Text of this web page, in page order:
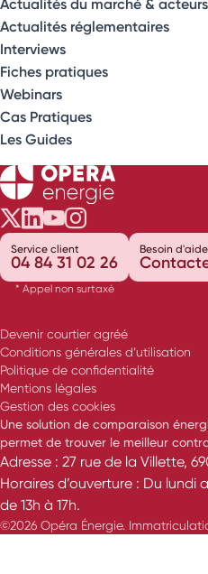
Actualités réglementaires
Interviews
Fiches pratiques
Webinars
Cas Pratiques
Les Guides
Opéra Énergie sur
Opéra Énergie
Opéra Énergie
Opéra
Service client
04 84 31 02 26
* Appel non surtaxé
Besoin
Devenir courtier agréé
Conditions générales d’utilisation
Politique de confidentialité
Mentions légales
Gestion des cookies
Une solution de comparaison
permet de trouver le meilleur
Adresse : 27 rue de la Villette,
Horaires d’ouverture : Du lundi
de 13h à 17h.
©2026 Opéra Énergie.